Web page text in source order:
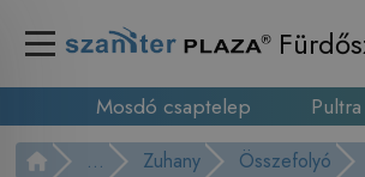
Mosdó csaptelep
... Zuhany Összefolyó